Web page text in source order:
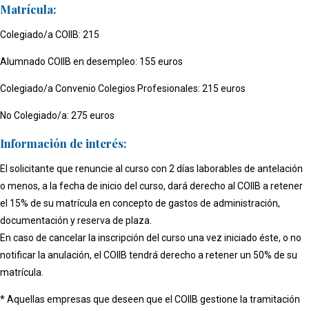
Matrícula:
Colegiado/a COIIB: 215
Alumnado COIIB en desempleo: 155 euros
Colegiado/a Convenio Colegios Profesionales: 215 euros
No Colegiado/a: 275 euros
Información de interés:
El solicitante que renuncie al curso con 2 días laborables de antelación
o menos, a la fecha de inicio del curso, dará derecho al COIIB a retener
el 15% de su matrícula en concepto de gastos de administración,
documentación y reserva de plaza.
En caso de cancelar la inscripción del curso una vez iniciado éste, o no
notificar la anulación, el COIIB tendrá derecho a retener un 50% de su
matrícula.
* Aquellas empresas que deseen que el COIIB gestione la tramitación